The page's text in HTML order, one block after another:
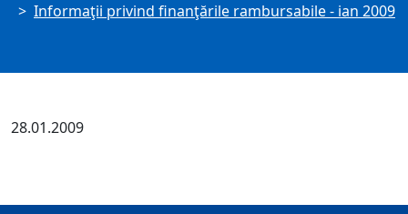
Informaţii privind finanţările rambursabile - ian 2009
28.01.2009